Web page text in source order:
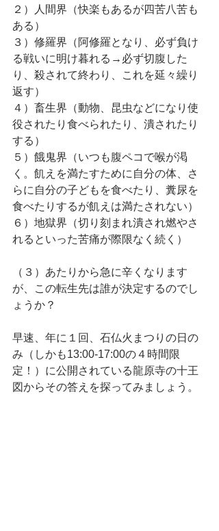
２）人間界（快楽もあるが四苦八苦も
ある）
３）修羅界（阿修羅となり、必ず負け
る戦いに明け暮れる→必ず切腹した
り、殺されて終わり、これを延々繰り
返す）
４）畜生界（動物、昆虫などになり使
役されたり食べられたり、潰されたり
する）
５）餓鬼界（いつも腹ペコで喉が渇
く。飢えを満たすために自分の体、さ
らに自分の子どもを食べたり、糞尿を
食べたりするが飢えは満たされない）
６）地獄界（切り刻まれ潰され燃やさ
れるといった苦痛が際限なく続く）
（３）あたりから急に辛くなります
が、この転生先は誰が決定するのでし
ょうか？
早速、年に１回、石仏火まつりの日の
み（しかも13:00-17:00の４時間限
定！）に公開されている龍原寺の十王
図からその答えを探ってみましょう。